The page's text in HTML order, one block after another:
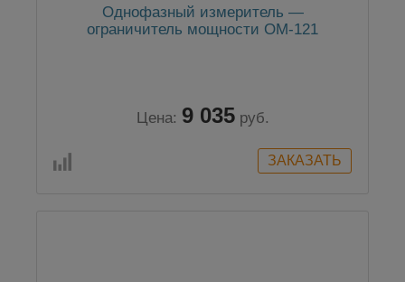
Однофазный измеритель —
ограничитель мощности ОМ-121
Цена: 9 035 руб.